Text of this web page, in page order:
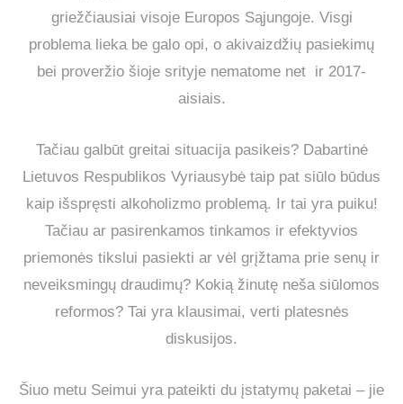
griežčiausiai visoje Europos Sąjungoje. Visgi
problema lieka be galo opi, o akivaizdžių pasiekimų
bei proveržio šioje srityje nematome net ir 2017-
aisiais.
Tačiau galbūt greitai situacija pasikeis? Dabartinė
Lietuvos Respublikos Vyriausybė taip pat siūlo būdus
kaip išspręsti alkoholizmo problemą. Ir tai yra puiku!
Tačiau ar pasirenkamos tinkamos ir efektyvios
priemonės tikslui pasiekti ar vėl grįžtama prie senų ir
neveiksmingų draudimų? Kokią žinutę neša siūlomos
reformos? Tai yra klausimai, verti platesnės
diskusijos.
Šiuo metu Seimui yra pateikti du įstatymų paketai – jie